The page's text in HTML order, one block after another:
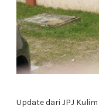
Update dari JPJ